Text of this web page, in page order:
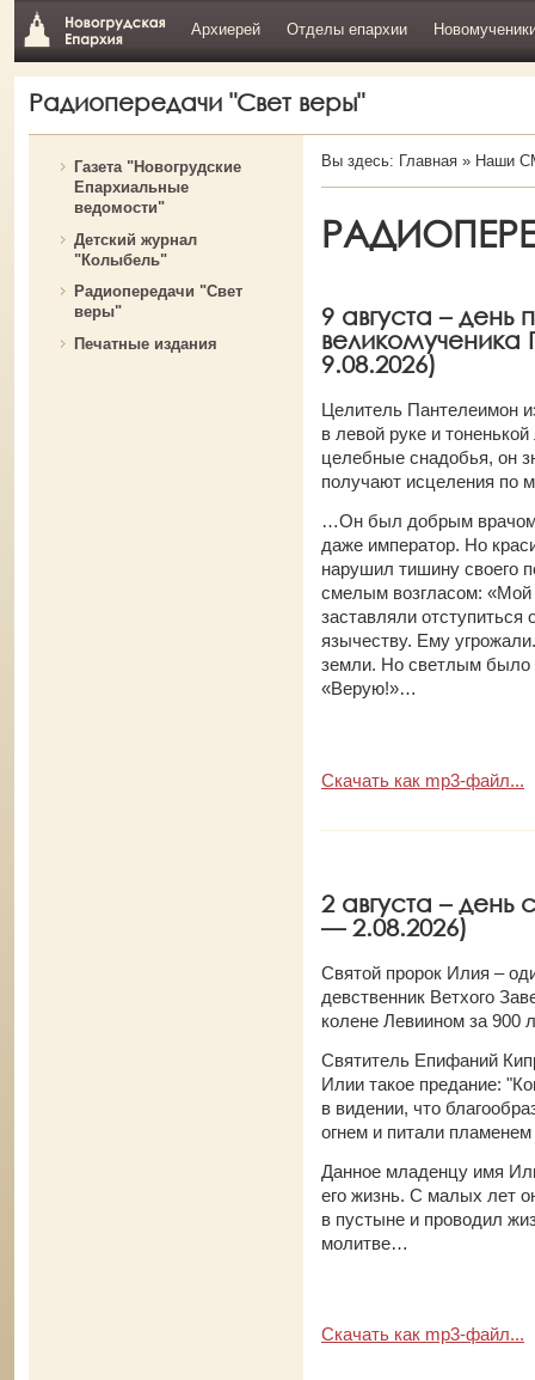
Архиерей Отделы епархии
Радиопередачи "Свет веры"
Газета "Новогрудские
Епархиальные
ведомости"
Детский журнал
"Колыбель"
Радиопередачи "Свет
веры"
Печатные издания
Вы здесь: Главная» Наши
9 августа – день
9.08.2026)
Целитель Пантелеимон
в левой руке и
целебные снадобья, он
получают исцеления по
…Он был добрым
даже император. Но
нарушил тишину своего
смелым возгласом: «Мой
заставляли отступиться
язычеству. Ему
земли. Но светлым было
«Верую!»…
Скачать как mp3-файл...
2 августа – день
— 2.08.2026)
Святой пророк Илия –
девственник Ветхого
колене Левиином за 900
Святитель Епифаний
Илии такое предание:
в видении, что
огнем и питали
Данное младенцу имя
его жизнь. С малых лет
в пустыне и проводил
молитве…
Скачать как mp3-файл...